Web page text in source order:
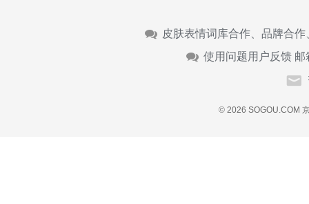
皮肤表情词库合作、品牌合
使用问题用户反馈 邮
© 2026 SOGOU.COM